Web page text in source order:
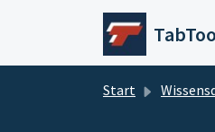
Zum
Start